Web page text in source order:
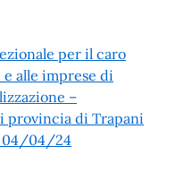
per il caro
alle imprese di
–
provincia di Trapani
04/04/24